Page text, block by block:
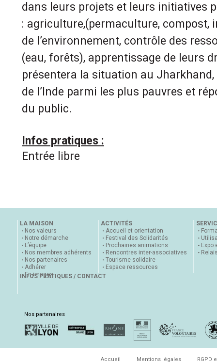
dans leurs projets et leurs initiatives
: agriculture,(permaculture, compost,
de l’environnement, contrôle des
(eau, forêts), apprentissage de leurs
présentera la situation au
de l’Inde parmi les plus pauvres et
du public.
Infos pratiques :
Entrée libre
LA MAISON
Nos valeurs
Notre démarche
L’équipe
Nos membres adhérents
Nos partenaires
Adhérer
En images
ACTIVITÉS
Accueil et orientation
Festival des Solidarités
Prochaines animations
Rencontres inter-associatives
Tourisme solidaire
Espace ressources
Expo
INFOS PRATIQUES / CONTACT
Nos partenaires
Accueil Mentions légales RGPD